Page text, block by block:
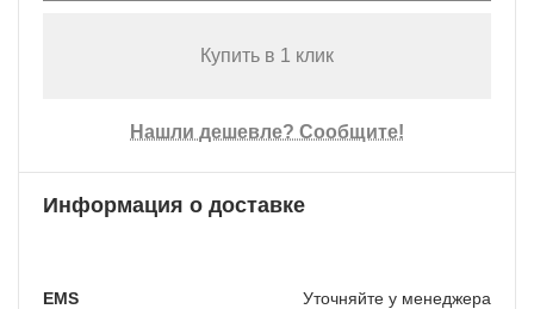
Купить в 1 клик
Нашли дешевле? Сообщите!
Информация о доставке
EMS Уточняйте у менеджера